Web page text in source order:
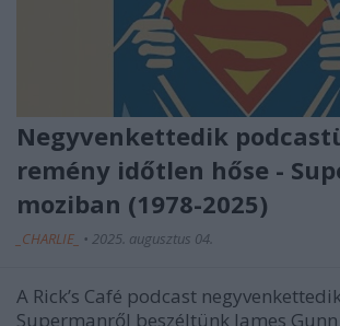
Negyvenkettedik
remény időtlen hőse -
moziban (1978-2025)
_CHARLIE_ • 2025. augusztus 04.
A Rick’s Café podcast
Supermanről beszéltünk James